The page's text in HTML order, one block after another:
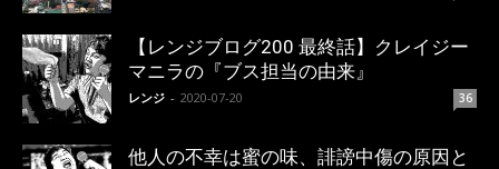
【レンジブログ200 最終話】クレイジー
マニラの『ブス担当の由来』
レンジ - 2020-07-20 36
他人の不幸は蜜の味、誹謗中傷の原因と